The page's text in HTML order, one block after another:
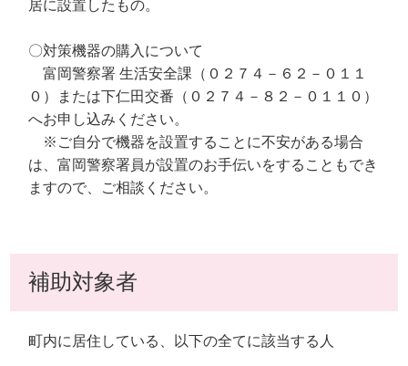
居に設置したもの。
〇対策機器の購入について
富岡警察署 生活安全課（０２７４－６２－０１１
０）または下仁田交番（０２７４－８２－０１１０）
へお申し込みください。
※ご自分で機器を設置することに不安がある場合
は、富岡警察署員が設置のお手伝いをすることもでき
ますので、ご相談ください。
補助対象者
町内に居住している、以下の全てに該当する人